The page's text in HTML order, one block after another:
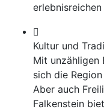
Kultur und
Mit unzähligen
sich die
Aber auch
Falkenstein